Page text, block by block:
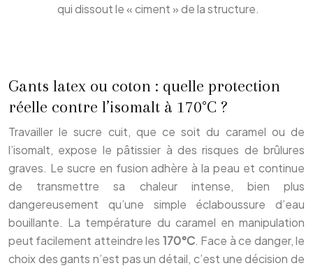
qui dissout le « ciment » de la structure.
Gants latex ou coton : quelle protection
réelle contre l’isomalt à 170°C ?
Travailler le sucre cuit, que ce soit du caramel ou de
l’isomalt, expose le pâtissier à des risques de brûlures
graves. Le sucre en fusion adhère à la peau et continue
de transmettre sa chaleur intense, bien plus
dangereusement qu’une simple éclaboussure d’eau
bouillante. La température du caramel en manipulation
peut facilement atteindre les 170°C. Face à ce danger, le
choix des gants n’est pas un détail, c’est une décision de